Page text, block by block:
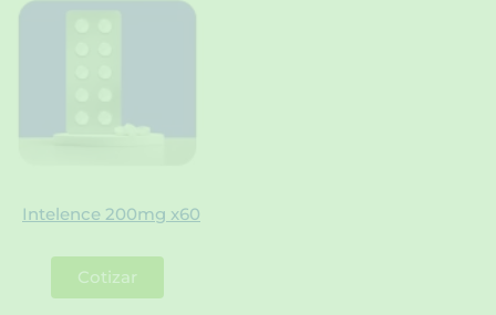
Intelence 200mg x60
Cotizar